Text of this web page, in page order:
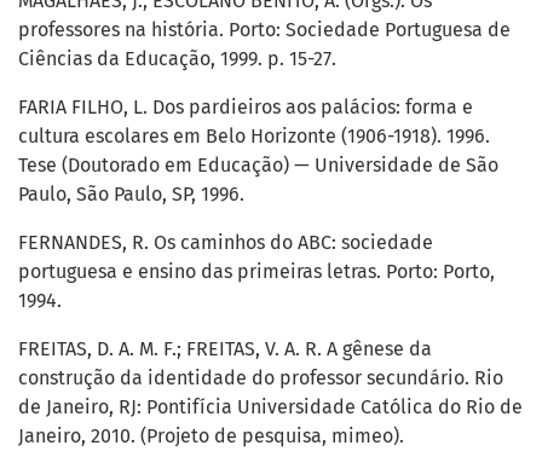
professores na história. Porto: Sociedade Portuguesa de
Ciências da Educação, 1999. p. 15-27.
FARIA FILHO, L. Dos pardieiros aos palácios: forma e
cultura escolares em Belo Horizonte (1906-1918). 1996.
Tese (Doutorado em Educação) — Universidade de São
Paulo, São Paulo, SP, 1996.
FERNANDES, R. Os caminhos do ABC: sociedade
portuguesa e ensino das primeiras letras. Porto: Porto,
1994.
FREITAS, D. A. M. F.; FREITAS, V. A. R. A gênese da
construção da identidade do professor secundário. Rio
de Janeiro, RJ: Pontifícia Universidade Católica do Rio de
Janeiro, 2010. (Projeto de pesquisa, mimeo).